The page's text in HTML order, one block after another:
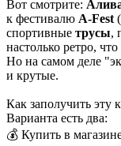
Вот смотрите:
к фестивалю A-Fest
спортивные трусы,
настолько ретро,
Но на самом деле
и крутые.
Как заполучить эту
Варианта есть два:
💰 Купить в